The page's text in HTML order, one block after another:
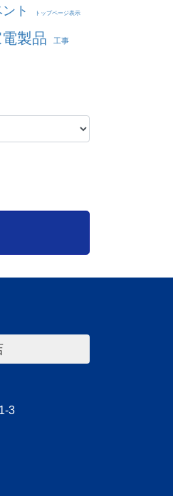
ト トップページ表示
製品 工事
3